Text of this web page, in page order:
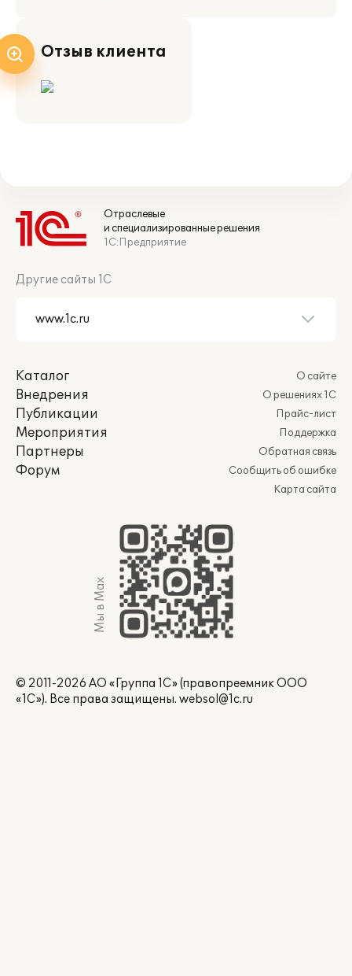
Отзыв клиента
Отраслевые
и специализированные решения
1С:Предприятие
Другие сайты 1С
Каталог
Внедрения
Публикации
Мероприятия
Партнеры
Форум
О сайте
О решениях 1С
Прайс-лист
Поддержка
Обратная связь
Сообщить об ошибке
Карта сайта
Мы в Max
© 2011-2026 АО «Группа 1С» (правопреемник ООО
«1С»). Все права защищены. websol@1c.ru